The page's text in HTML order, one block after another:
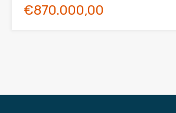
€870.000,00